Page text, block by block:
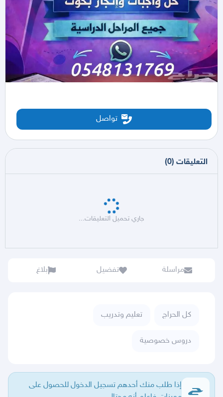
تواصل
التعليقات (
0
)
جاري تحميل التعليقات...
مراسلة تفضيل بلاغ
كل الحراج تعليم وتدريب
دروس خصوصية
إذا طلب منك أحدهم تسجيل الدخول للحصول على